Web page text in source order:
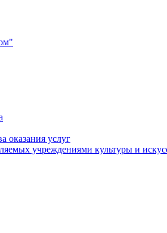
оказания услуг
учреждениями культуры и